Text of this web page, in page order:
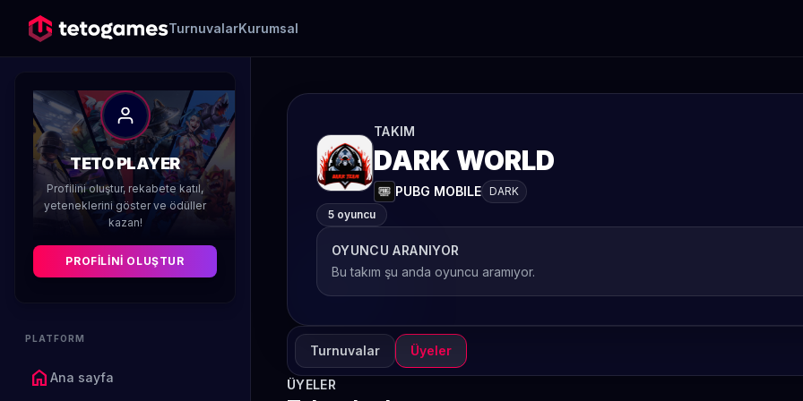
TurnuvalarKurumsal
TETO PLAYER
Profilini oluştur, rekabete katıl,
yeteneklerini göster ve ödüller
kazan!
PROFILINI OLUŞTUR
PLATFORM
home Ana sayfa
TAKIM
DARK WORLD
PUBG MOBILE DARK
5 oyuncu
OYUNCU ARANIYOR
Bu takım şu anda oyuncu aramıyor.
Turnuvalar Üyeler
ÜYELER